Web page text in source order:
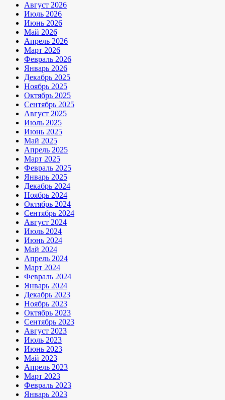
Август 2026
Июль 2026
Июнь 2026
Май 2026
Апрель 2026
Март 2026
Февраль 2026
Январь 2026
Декабрь 2025
Ноябрь 2025
Октябрь 2025
Сентябрь 2025
Август 2025
Июль 2025
Июнь 2025
Май 2025
Апрель 2025
Март 2025
Февраль 2025
Январь 2025
Декабрь 2024
Ноябрь 2024
Октябрь 2024
Сентябрь 2024
Август 2024
Июль 2024
Июнь 2024
Май 2024
Апрель 2024
Март 2024
Февраль 2024
Январь 2024
Декабрь 2023
Ноябрь 2023
Октябрь 2023
Сентябрь 2023
Август 2023
Июль 2023
Июнь 2023
Май 2023
Апрель 2023
Март 2023
Февраль 2023
Январь 2023